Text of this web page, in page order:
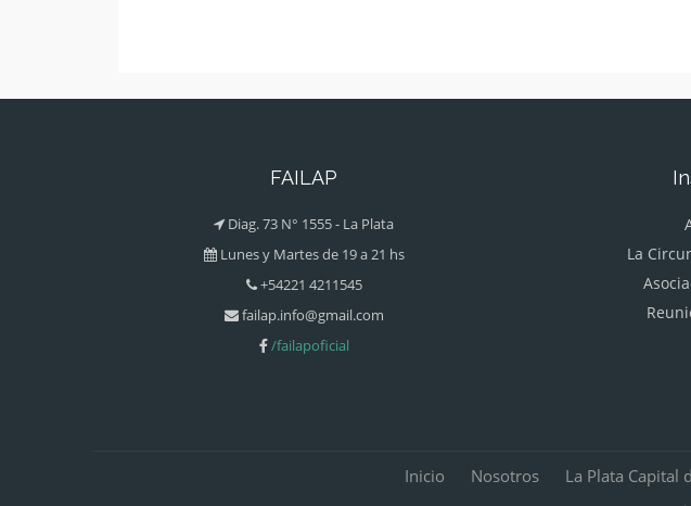
FAILAP
Diag. 73 N° 1555 - La Plata
Lunes y Martes de 19 a 21 hs
+54221 4211545
failap.info@gmail.com
/failapoficial
La
Inicio Nosotros La Plata Capital